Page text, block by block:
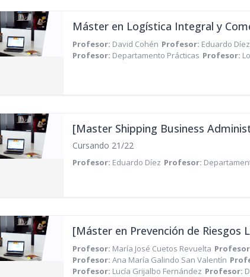
Máster en Logística Integral y
Profesor: David Cohén Profesor: Eduardo Díez
Profesor: Departamento Prácticas Profesor:
[Master Shipping Business
Cursando 21/22
Profesor: Eduardo Díez Profesor:
[Máster en Prevención de Riesgos
Profesor: María José Cuetos Revuelta
Profesor: Ana María Galindo San Valentín
Profesor: Lucía Grijalbo Fernández Profesor: